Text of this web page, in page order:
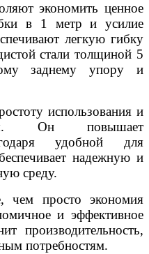
экономить ценное
в 1 метр и усилие
легкую гибку
стали толщиной 5
заднему упору и
использования и
Он повышает
удобной для
надежную и
среду.
чем просто экономия
и эффективное
производительность,
потребностям.